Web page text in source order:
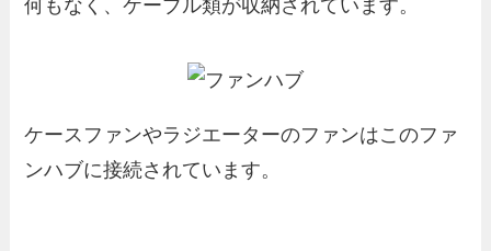
何もなく、ケーブル類が収納されています。
ケースファンやラジエーターのファンはこのファ
ンハブに接続されています。